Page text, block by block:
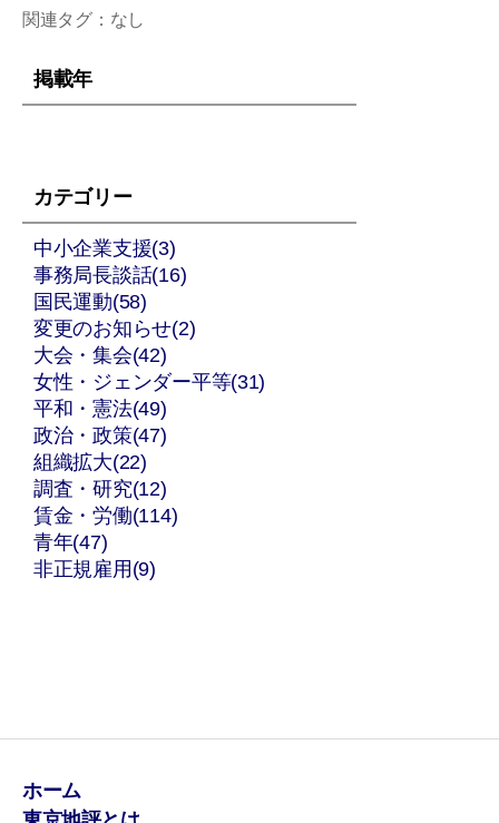
関連タグ：なし
掲載年
カテゴリー
中小企業支援(3)
事務局長談話(16)
国民運動(58)
変更のお知らせ(2)
大会・集会(42)
女性・ジェンダー平等(31)
平和・憲法(49)
政治・政策(47)
組織拡大(22)
調査・研究(12)
賃金・労働(114)
青年(47)
非正規雇用(9)
ホーム